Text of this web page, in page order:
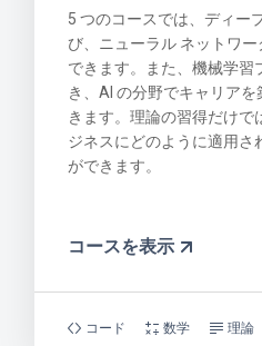
5 つのコースでは、ディー
び、ニューラル ネットワ
できます。また、機械学習
き、AI の分野でキャリア
きます。理論の習得だけで
ジネスにどのように適用さ
ができます。
コースを表示
コード 数学 理論